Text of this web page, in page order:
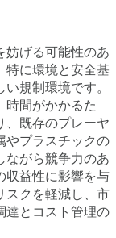
妨げる可能性のあ
特に環境と安全基
規制環境です。
時間がかかるた
、既存のプレーヤ
やプラスチックの
ながら競争力のあ
収益性に影響を与
スクを軽減し、市
達とコスト管理の